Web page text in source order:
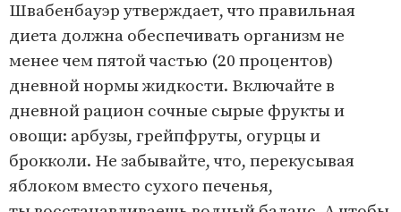
Швабенбауэр утверждает, что правильная
диета должна обеспечивать организм не
менее чем пятой частью (20 процентов)
дневной нормы жидкости. Включа­йте в
дневной рацио­н сочные сы­ры­е фрукты и
овощ­и: арбуз­ы, грейп­фруты, огурцы и
броккол­и. Не забывайте, что, перекусывая
яблоком вместо сухого печенья,